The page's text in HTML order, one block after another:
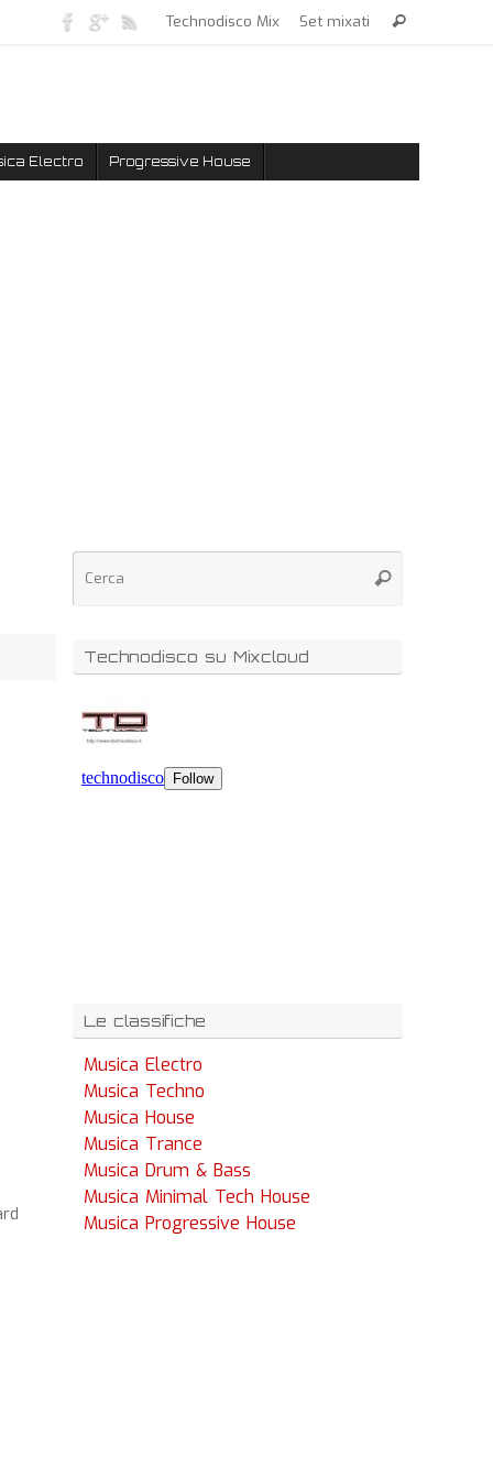
Technodisco Mix Set mixati
Electro Progressive House
Technodisco su Mixcloud
Le classifiche
Musica Electro
Musica Techno
Musica House
Musica Trance
Musica Drum & Bass
Musica Minimal Tech House
Musica Progressive House